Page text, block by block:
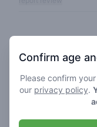
🍃 5/ 5
Leuke sfeer en
uitzoeken van
Confirm age
Please confirm
our privacy policy.